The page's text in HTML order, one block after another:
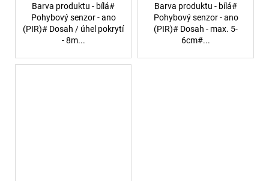
Barva produktu - bílá#
Pohybový senzor - ano
(PIR)# Dosah / úhel pokrytí
- 8m...
Barva produktu - bílá#
Pohybový senzor - ano
(PIR)# Dosah - max. 5-
6cm#...